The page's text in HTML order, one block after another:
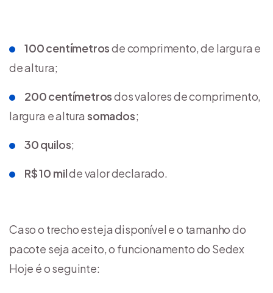
100 centímetrosde comprimento, de largura e
de altura;
200 centímetrosdos valores de comprimento,
largura e altura somados;
30 quilos;
R$ 10 milde valor declarado.
Caso o trecho esteja disponível e o tamanho do
pacote seja aceito, o funcionamento do Sedex
Hoje é o seguinte: